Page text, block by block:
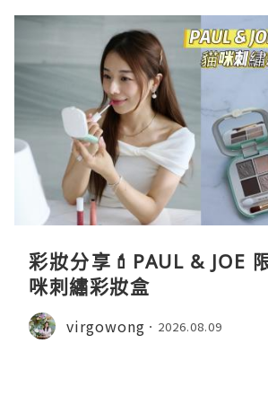
彩妝分享💄PAUL & JOE
咪刺繡彩妝盒
virgowong 2026.08.09